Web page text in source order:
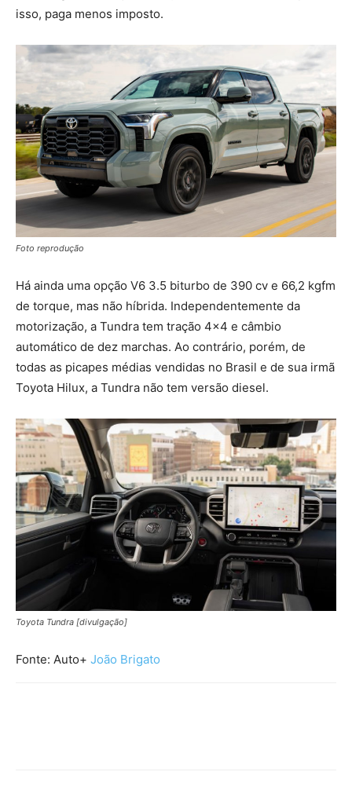
isso, paga menos imposto.
Foto reprodução
Há ainda uma opção V6 3.5 biturbo de 390 cv e 66,2 kgfm
de torque, mas não híbrida. Independentemente da
motorização, a Tundra tem tração 4×4 e câmbio
automático de dez marchas. Ao contrário, porém, de
todas as picapes médias vendidas no Brasil e de sua irmã
Toyota Hilux, a Tundra não tem versão diesel.
Toyota Tundra [divulgação]
Fonte: Auto+ João Brigato